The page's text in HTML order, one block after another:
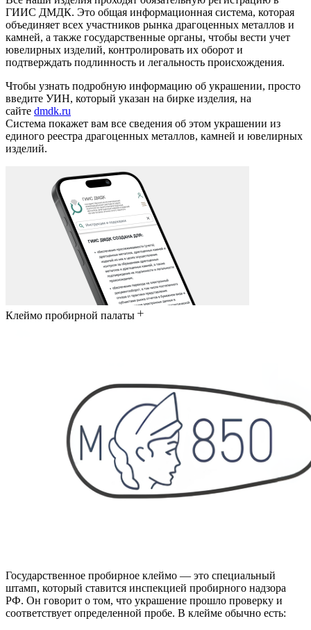
ГИИС ДМДК. Это общая информационная система, которая
объединяет всех участников рынка драгоценных металлов и
камней, а также государственные органы, чтобы вести учет
ювелирных изделий, контролировать их оборот и
подтверждать подлинность и легальность происхождения.
Чтобы узнать подробную информацию об украшении, просто
введите УИН, который указан на бирке изделия, на
сайте dmdk.ru
Система покажет вам все сведения об этом украшении из
единого реестра драгоценных металлов, камней и ювелирных
изделий.
Клеймо пробирной палаты
Государственное пробирное клеймо — это специальный
штамп, который ставится инспекцией пробирного надзора
РФ. Он говорит о том, что украшение прошло проверку и
соответствует определенной пробе. В клейме обычно есть: